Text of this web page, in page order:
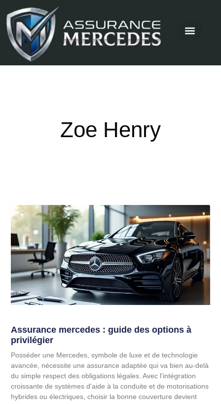
Zoe Henry
Assurance mercedes : guide des options à
privilégier
Posséder une Mercedes, symbole de luxe et de technologie
avancée, nécessite une assurance adaptée qui va bien au-delà
du simple respect des obligations légales. Avec l'intégration
croissante de systèmes d'aide à la conduite et de motorisations
hybrides ou électriques, choisir la bonne couverture devient